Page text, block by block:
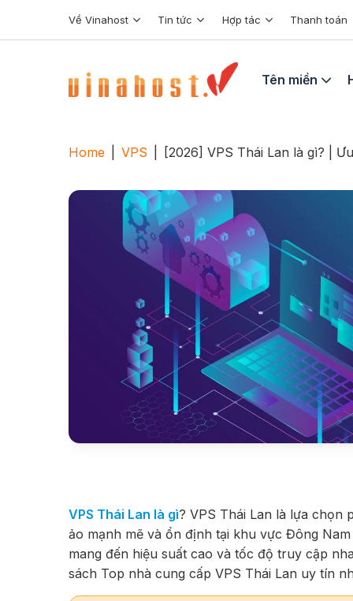
Về Vinahost Tin tức Hợp tác Thanh toán
Tên miền
Home VPS [2026] VPS Thái Lan là gì? |
VPS Thái Lan là gì? VPS Thái Lan là lựa chọn
ảo mạnh mẽ và ổn định tại khu vực Đông
mang đến hiệu suất cao và tốc độ truy cập
sách Top nhà cung cấp VPS Thái Lan uy tín